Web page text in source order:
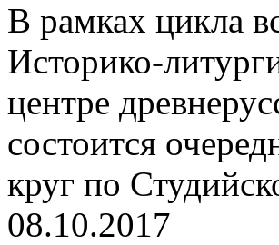
В рамках цикла
Историко-
центре
состоится
круг по
08.10.2017